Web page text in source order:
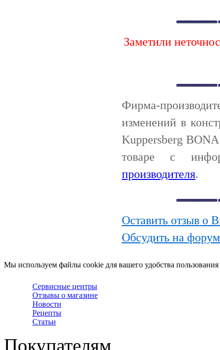
Заметили
Фирма-
изменений в
Kuppersberg
товаре с
производителя.
Оставить отзыв о
Обсудить на
Мы используем файлы cookie для вашего удобства
Сервисные центры
Отзывы о магазине
Новости
Рецепты
Статьи
Покупателям